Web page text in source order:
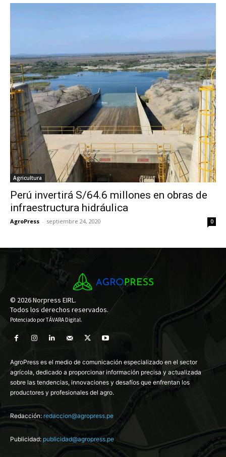
Agricultura
Perú invertirá S/64.6 millones en obras de
infraestructura hidráulica
AgroPress - septiembre 24, 2020 0
© 2026 Norpress EIRL.
Todos los derechos reservados.
Potenciado porTÁVARA Digital.
AgroPress es el medio de comunicación especializado en el sector
agrícola, dedicado a proporcionar información precisa y actualizada
sobre las tendencias, innovaciones y desafíos que enfrentan los
productores y profesionales del agro.
Redacción: redaccion@agropress.pe
Publicidad: publicidad@agropress.pe